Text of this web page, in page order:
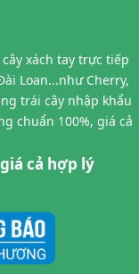
xách tay trực tiếp
Loan...như Cherry,
trái cây nhập khẩu
chuẩn 100%, giá cả
cả hợp lý